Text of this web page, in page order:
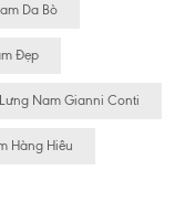
Da Bò
Đẹp
Nam Gianni Conti
Hàng Hiêu